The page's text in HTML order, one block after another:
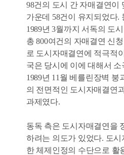
98건의 도시 간 자매결연이
가운데 58건이 유지되었다.
1989년 3월까지 서독의 도
총 800여건의 자매결연 신
로 도시자매결연에 적극적
국은 당시에 이에 대해서
1989년 11월 베를린장벽 붕
의 전면적인 도시자매결연
과제였다.
동독 측은 도시자매결연을
하려는 의도가 있었다. 도시
한 체제인정의 수단으로 활